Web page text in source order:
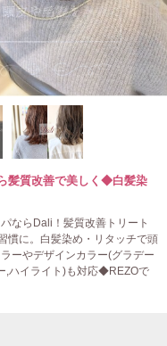
髪質改善で美しく◆白髪染
ならDali！髪質改善トリート
慣に。白髪染め・リタッチで頭
ーやデザインカラー(グラデー
,ハイライト)も対応◆REZOで